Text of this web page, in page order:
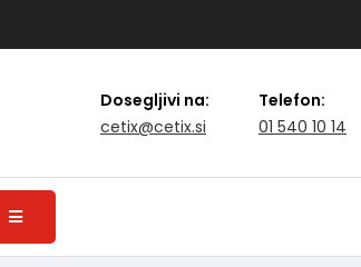
Dosegljivi na:
cetix
cetix.si
Telefon:
01 540 10 14